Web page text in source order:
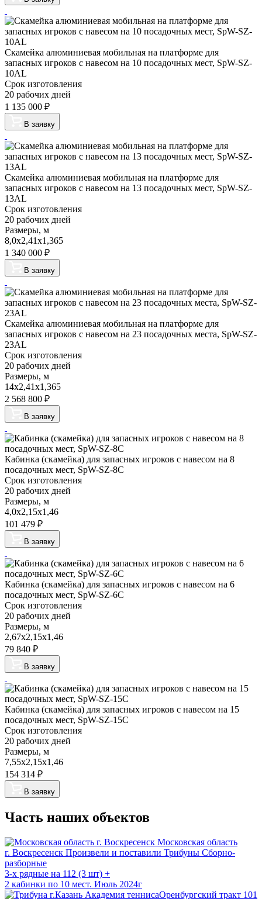
Скамейка алюминиевая мобильная на платформе для
запасных игроков с навесом на 10 посадочных мест, SpW-SZ-
10AL
Срок изготовления
20 рабочих дней
1 135 000 ₽
В заявку
Скамейка алюминиевая мобильная на платформе для
запасных игроков с навесом на 13 посадочных мест, SpW-SZ-
13AL
Срок изготовления
20 рабочих дней
Размеры, м
8,0х2,41х1,365
1 340 000 ₽
В заявку
Скамейка алюминиевая мобильная на платформе для
запасных игроков с навесом на 23 посадочных места, SpW-SZ-
23AL
Срок изготовления
20 рабочих дней
Размеры, м
14х2,41х1,365
2 568 800 ₽
В заявку
Кабинка (скамейка) для запасных игроков с навесом на 8
посадочных мест, SpW-SZ-8C
Срок изготовления
20 рабочих дней
Размеры, м
4,0х2,15х1,46
101 479 ₽
В заявку
Кабинка (скамейка) для запасных игроков с навесом на 6
посадочных мест, SpW-SZ-6C
Срок изготовления
20 рабочих дней
Размеры, м
2,67х2,15х1,46
79 840 ₽
В заявку
Кабинка (скамейка) для запасных игроков с навесом на 15
посадочных мест, SpW-SZ-15C
Срок изготовления
20 рабочих дней
Размеры, м
7,55х2,15х1,46
154 314 ₽
В заявку
Часть наших объектов
Московская область
г. Воскресенск Произвели и поставили Трибуны Сборно-
разборные
3-х рядные на 112 (3 шт) +
2 кабинки по 10 мест. Июль 2024г